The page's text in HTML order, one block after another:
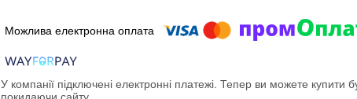
У компанії підключені електронні платежі. Тепер ви можете купити
покидаючи сайту.